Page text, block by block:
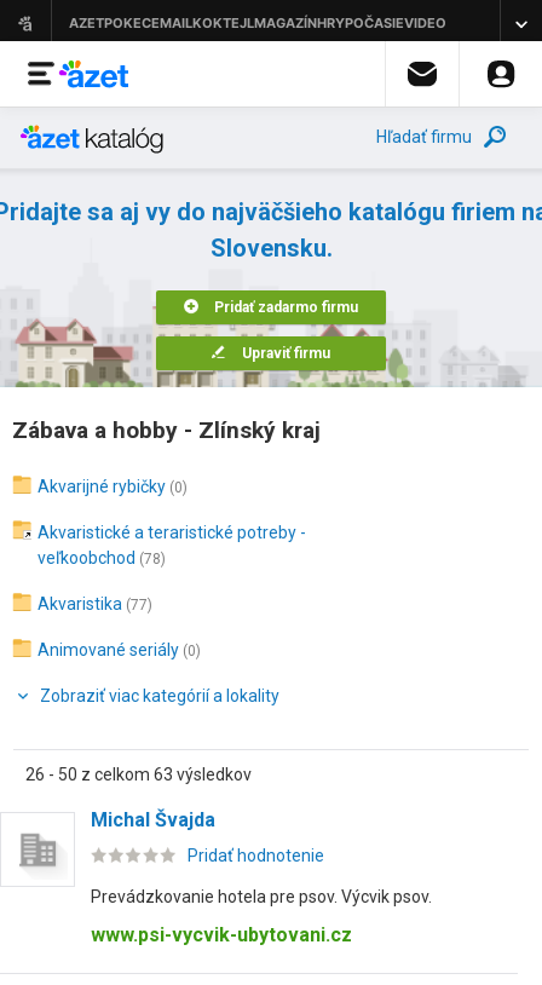
Hľadať firmu
sa aj vy do najväčšieho katalógu firiem
Slovensku.
Pridať zadarmo firmu
Upraviť firmu
Zábava a hobby - Zlínský kraj
Akvarijné rybičky (0)
Akvaristické a teraristické potreby -
veľkoobchod (78)
Akvaristika (77)
Animované seriály (0)
Zobraziť viac kategórií a lokality
26 - 50 z celkom 63 výsledkov
Michal Švajda
Pridať hodnotenie
Prevádzkovanie hotela pre psov. Výcvik psov.
www.psi-vycvik-ubytovani.cz